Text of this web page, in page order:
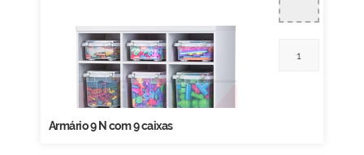
Armário 9 N com 9 caixas